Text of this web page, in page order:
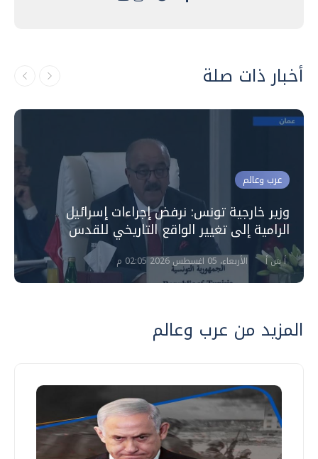
أخبار ذات صلة
عرب وعالم
وزير خارجية تونس: نرفض إجراءات إسرائيل
الرامية إلى تغيير الواقع التاريخي للقدس
أ ش أ الأربعاء، 05 اغسطس 2026 02:05 م
المزيد من عرب وعالم